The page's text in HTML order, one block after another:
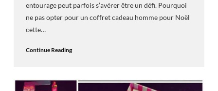
entourage peut parfois s’avérer être un défi. Pourquoi
ne pas opter pour un coffret cadeau homme pour Noël
cette…
Continue Reading